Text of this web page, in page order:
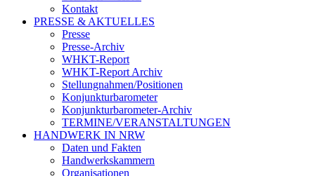
Kontakt
PRESSE & AKTUELLES
Presse
Presse-Archiv
WHKT-Report
WHKT-Report Archiv
Stellungnahmen/Positionen
Konjunkturbarometer
Konjunkturbarometer-Archiv
TERMINE/VERANSTALTUNGEN
HANDWERK IN NRW
Daten und Fakten
Handwerkskammern
Organisationen